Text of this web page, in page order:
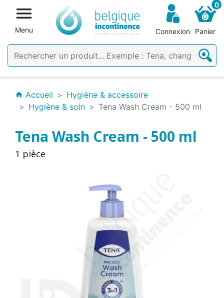

Menu Connexion
0
Panier
home Accueil
Hygiène & accessoire
Hygiène & soin
Tena Wash Cream - 500 ml
Tena Wash Cream - 500 ml
1 pièce